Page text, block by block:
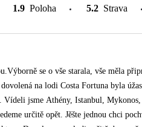
1.9 Poloha 5.2 Strava
se o vše starala, vše měla
úžasná , jídlo,pití krásné kajuty /měli jsme kajutu s
jsme Athény, Istanbul,
určitě opět. Jěšte jednou chci